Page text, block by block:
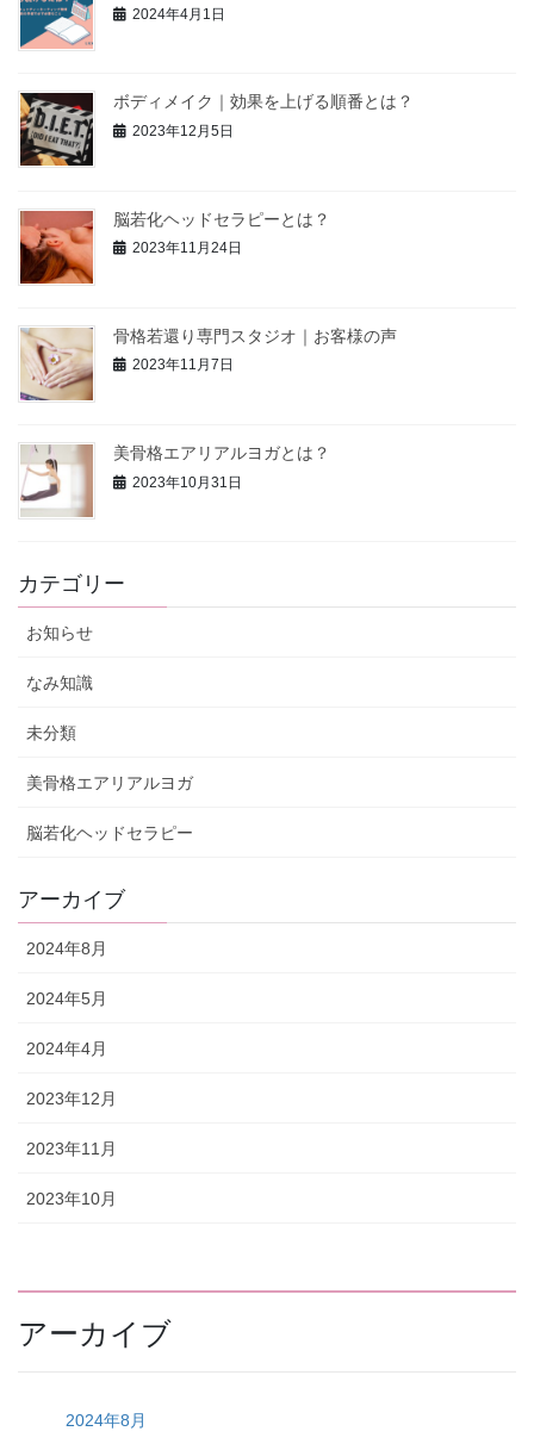
2024年4月1日
ボディメイク｜効果を上げる順番とは？
2023年12月5日
脳若化ヘッドセラピーとは？
2023年11月24日
骨格若還り専門スタジオ｜お客様の声
2023年11月7日
美骨格エアリアルヨガとは？
2023年10月31日
カテゴリー
お知らせ
なみ知識
未分類
美骨格エアリアルヨガ
脳若化ヘッドセラピー
アーカイブ
2024年8月
2024年5月
2024年4月
2023年12月
2023年11月
2023年10月
アーカイブ
2024年8月